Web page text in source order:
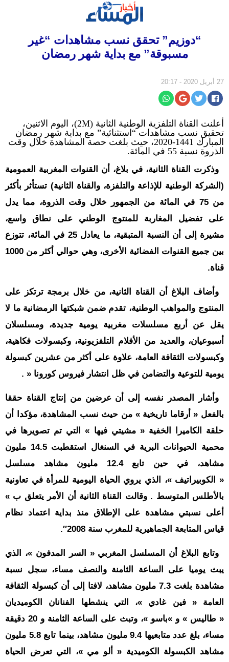
إقتصاد
أخبار
الجالية
جهات
ثقافة
فن
رياضة
المرأة
حوادث
قناة
اخبار
المساء
“دوزيم” تحقق نسب مشاهدات “غير
مسبوقة” مع بداية شهر رمضان
27 أبريل 2020 - 20:17
أعلنت القناة التلفزية الوطنية الثانية (2M)، اليوم الاثنين،
تحقيق نسب مشاهدات “استثنائية” مع بداية شهر رمضان
المبارك 1441-2020، حيث بلغت حصة المشاهدة خلال وقت
الذروة نسبة 55 في المائة.
وذكرت القناة الثانية، في بلاغ، أن القنوات المغربية العمومية
(الشركة الوطنية للإذاعة والتلفزة، والقناة الثانية) تستأثر بأكثر
من 75 في المائة من الجمهور خلال وقت الذروة، مما يدل
على تفضيل المغاربة للمنتوج الوطني على نطاق واسع،
مشيرة إلى أن النسبة المتبقية، ما يعادل 25 في المائة، تتوزع
بين جميع القنوات الفضائية الأخرى، وهي حوالي أكثر من 1000
قناة.
وأضاف البلاغ أن القناة الثانية، من خلال برمجة ترتكز على
المنتوج والمواهب الوطنية، تقدم ضمن شبكتها الرمضانية ما لا
يقل عن أربع مسلسلات مغربية يومية جديدة، ومسلسلان
أسبوعيان، والعديد من الأفلام التلفزيونية، وكبسولات فكاهية،
وكبسولات الثقافة العامة، علاوة على أكثر من عشرين كبسولة
يومية للتوعية والتضامن في ظل انتشار فيروس كورونا « .
وأشار المصدر نفسه إلى أن عرضين من إنتاج القناة حققا
بالفعل « أرقاما تاريخية » من حيث نسب المشاهدة، مؤكدا أن
حلقة الكاميرا الخفية « مشيتي فيها » التي تم تصويرها في
محمية الحيوانات البرية في السنغال استقطبت 14.5 مليون
مشاهد، في حين تابع 12.4 مليون مشاهد مسلسل
« الكوبيراتيف »، الذي يروي الحياة اليومية للمرأة في تعاونية
بالأطلس المتوسط . وقالت القناة الثانية أن الأمر يتعلق ب »
أعلى نسبتي مشاهدة على الإطلاق منذ بداية اعتماد نظام
قياس المتابعة الجماهيرية للمغرب سنة 2008″.
وتابع البلاغ أن المسلسل المغربي « السر المدفون »، الذي
يبث يوميا على الساعة الثامنة والنصف مساء، سجل نسبة
مشاهدة بلغت 7.3 مليون مشاهد، لافتا إلى أن كبسولة الثقافة
العامة « فين غادي »، التي ينشطها الفنانان الكوميديان
« طاليس » و »باسو »، وتبث على الساعة الثامنة و 20 دقيقة
مساء، بلغ عدد متابعيها 9.4 مليون مشاهد، بينما تابع 5.8 مليون
مشاهد الكبسولة الكوميدية « ألو مي »، التي تعرض الحياة